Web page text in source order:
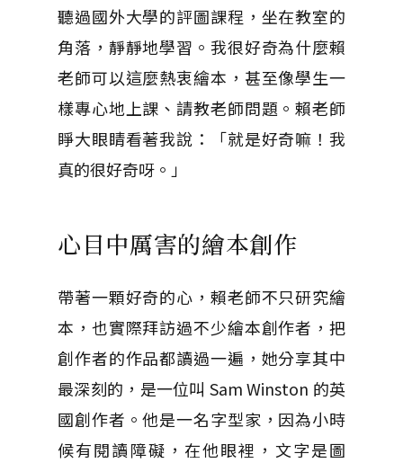
聽過國外大學的評圖課程，坐在教室的
角落，靜靜地學習。我很好奇為什麼賴
老師可以這麼熱衷繪本，甚至像學生一
樣專心地上課、請教老師問題。賴老師
睜大眼睛看著我說：「就是好奇嘛！我
真的很好奇呀。」
心目中厲害的繪本創作
帶著一顆好奇的心，賴老師不只研究繪
本，也實際拜訪過不少繪本創作者，把
創作者的作品都讀過一遍，她分享其中
最深刻的，是一位叫 Sam Winston 的英
國創作者。他是一名字型家，因為小時
候有閱讀障礙，在他眼裡，文字是圖